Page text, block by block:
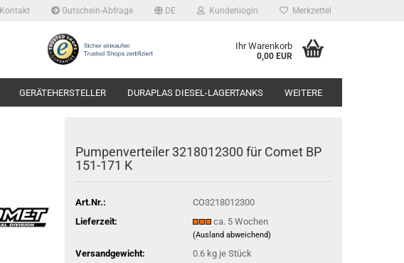
Kontakt Gutschein-Abfrage DE Kundenlogin Merkzettel
Ihr Warenkorb
0,00 EUR
GERÄTEHERSTELLER DURAPLAS DIESEL-LAGERTANKS WEITERE
Pumpenverteiler 3218012300 für Comet BP
151-171 K
Art.Nr.:
CO3218012300
Lieferzeit:
ca. 5 Wochen
(Ausland abweichend)
Versandgewicht: 0.6 kg je Stück